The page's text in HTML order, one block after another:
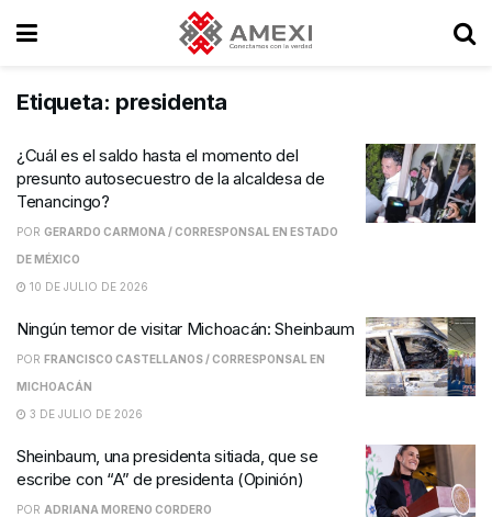
Etiqueta: presidenta
¿Cuál es el saldo hasta el momento del
presunto autosecuestro de la alcaldesa de
Tenancingo?
POR GERARDO CARMONA / CORRESPONSAL EN ESTADO
DE MÉXICO
10 DE JULIO DE 2026
Ningún temor de visitar Michoacán: Sheinbaum
POR FRANCISCO CASTELLANOS / CORRESPONSAL EN
MICHOACÁN
3 DE JULIO DE 2026
Sheinbaum, una presidenta sitiada, que se
escribe con “A” de presidenta (Opinión)
POR ADRIANA MORENO CORDERO